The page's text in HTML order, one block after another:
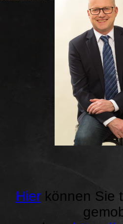
Hierkönnen Sie